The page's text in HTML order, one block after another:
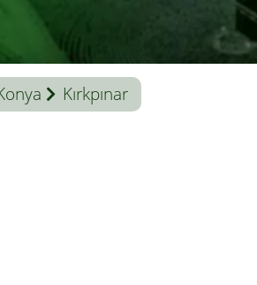
Kırkpınar